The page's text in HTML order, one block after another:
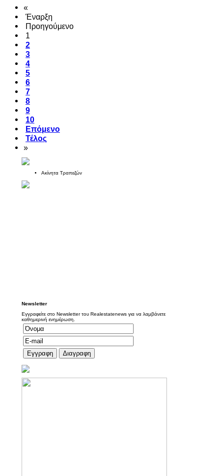
«
Έναρξη
Προηγούμενο
1
2
3
4
5
6
7
8
9
10
Επόμενο
Τέλος
»
Ακίνητα Τραπεζών
Newsletter
Εγγραφείτε στο Newsletter του Realestatenews για να λαμβάνετε
καθημερινή ενημέρωση.